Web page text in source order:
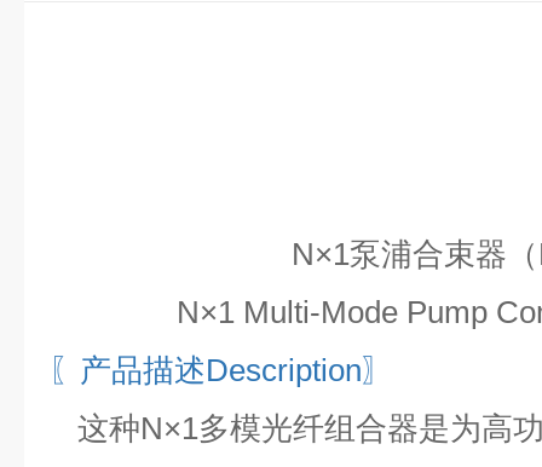
N×1泵浦合束器 （
N×1 Multi-Mode Pump
〖产品描述Description〗
这种N×1多模光纤组合器是为高